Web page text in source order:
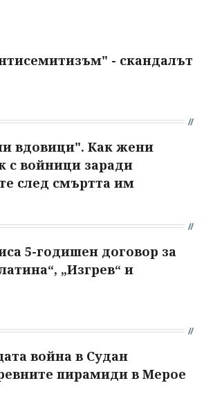
- скандалът
вдовици". Как жени
с войници заради
след смъртта им
5-годишен договор за
„Изгрев“ и
война в Судан
пирамиди в Мерое